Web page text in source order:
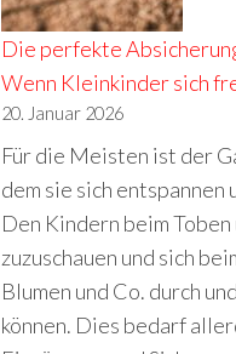
Die perfekte
Wenn Kleinkinder sich
20. Januar 2026
Für die Meisten ist der
dem sie sich entspannen
Den Kindern beim Toben
zuzuschauen und sich
Blumen und Co. durch
können. Dies bedarf